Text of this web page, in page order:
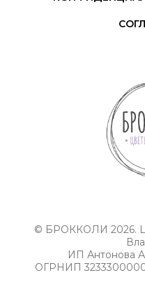
© БРОККОЛИ 2026.
ИП Антонова
ОГРНИП